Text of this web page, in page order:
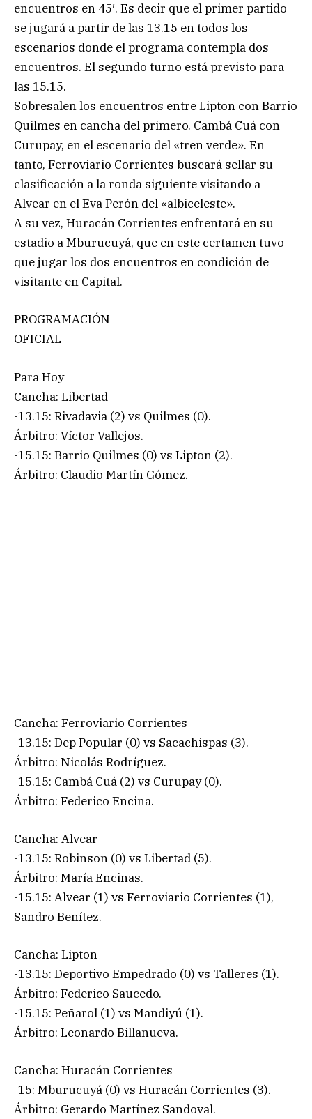
encuentros en 45′. Es decir que el primer partido
se jugará a partir de las 13.15 en todos los
escenarios donde el programa contempla dos
encuentros. El segundo turno está previsto para
las 15.15.
Sobresalen los encuentros entre Lipton con Barrio
Quilmes en cancha del primero. Cambá Cuá con
Curupay, en el escenario del «tren verde». En
tanto, Ferroviario Corrientes buscará sellar su
clasificación a la ronda siguiente visitando a
Alvear en el Eva Perón del «albiceleste».
A su vez, Huracán Corrientes enfrentará en su
estadio a Mburucuyá, que en este certamen tuvo
que jugar los dos encuentros en condición de
visitante en Capital.
PROGRAMACIÓN
OFICIAL
Para Hoy
Cancha: Libertad
-13.15: Rivadavia (2) vs Quilmes (0).
Árbitro: Víctor Vallejos.
-15.15: Barrio Quilmes (0) vs Lipton (2).
Árbitro: Claudio Martín Gómez.
Cancha: Ferroviario Corrientes
-13.15: Dep Popular (0) vs Sacachispas (3).
Árbitro: Nicolás Rodríguez.
-15.15: Cambá Cuá (2) vs Curupay (0).
Árbitro: Federico Encina.
Cancha: Alvear
-13.15: Robinson (0) vs Libertad (5).
Árbitro: María Encinas.
-15.15: Alvear (1) vs Ferroviario Corrientes (1),
Sandro Benítez.
Cancha: Lipton
-13.15: Deportivo Empedrado (0) vs Talleres (1).
Árbitro: Federico Saucedo.
-15.15: Peñarol (1) vs Mandiyú (1).
Árbitro: Leonardo Billanueva.
Cancha: Huracán Corrientes
-15: Mburucuyá (0) vs Huracán Corrientes (3).
Árbitro: Gerardo Martínez Sandoval.